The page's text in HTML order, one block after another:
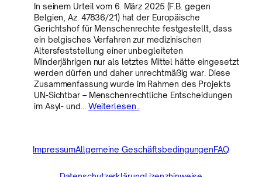
In seinem Urteil vom 6. März 2025 (F.B. gegen
Belgien, Az. 47836/21) hat der Europäische
Gerichtshof für Menschenrechte festgestellt, dass
ein belgisches Verfahren zur medizinischen
Altersfeststellung einer unbegleiteten
Minderjährigen nur als letztes Mittel hätte eingesetzt
werden dürfen und daher unrechtmäßig war. Diese
Zusammenfassung wurde im Rahmen des Projekts
UN-Sichtbar – Menschenrechtliche Entscheidungen
im Asyl- und… Weiterlesen..
ImpressumAllgemeine GeschäftsbedingungenFAQ